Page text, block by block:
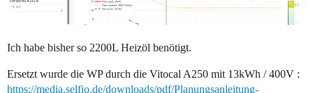
Ich habe bisher so 2200L Heizöl benötigt.
Ersetzt wurde die WP durch die Vitocal A250 mit 13kWh / 400V :
https://media.selfio.de/downloads/pdf/Planungsanleitung-